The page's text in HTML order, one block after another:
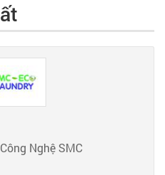
Nghệ SMC